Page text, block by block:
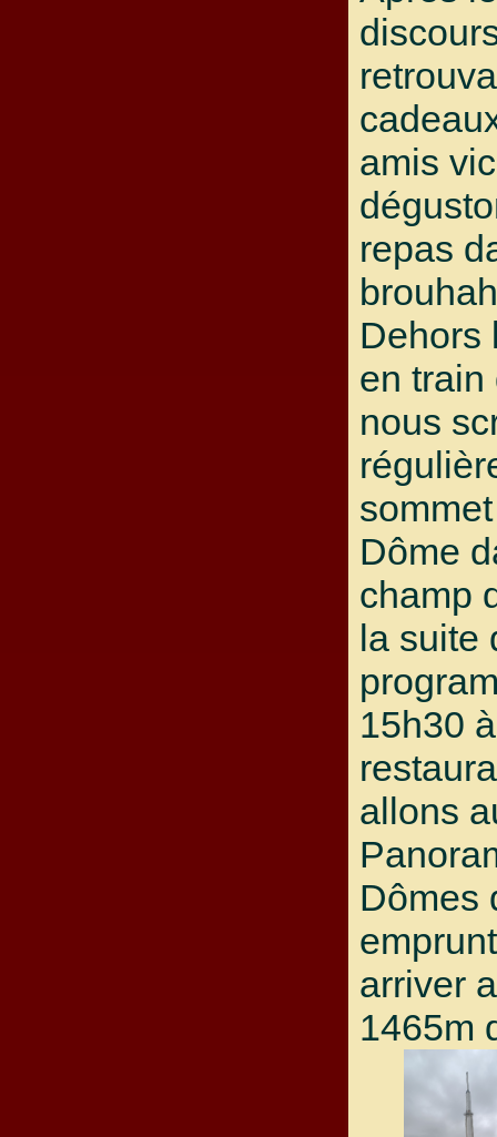
amis
repas
Dehors
en train
nous
Dôme
champ
la suite
15h30
allons
Dômes
arriver
1465m